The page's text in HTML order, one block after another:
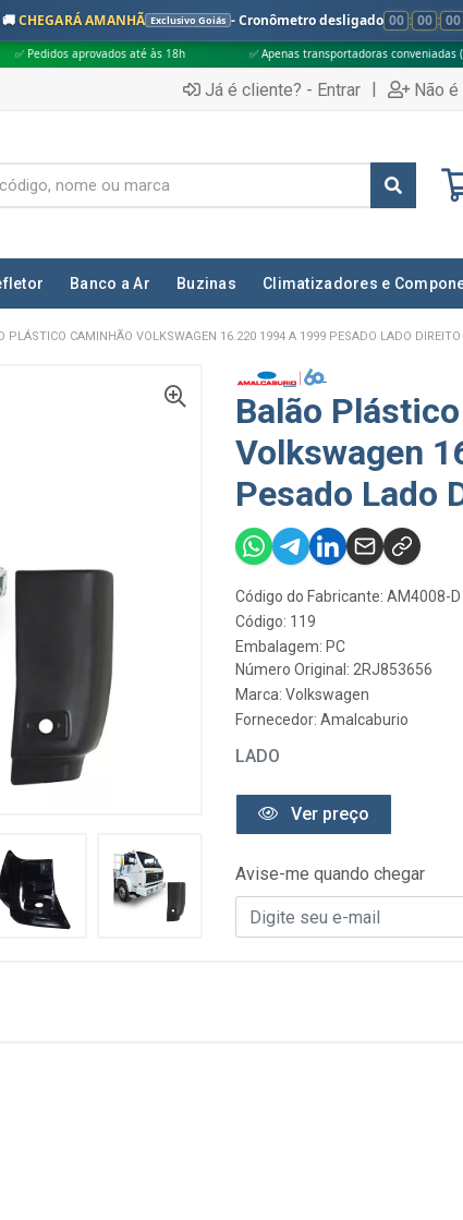
CHEGARÁ AMANHÃ Exclusivo Goiás - Cronômetro desligado 00 : 00 : 00
até às 18h ✅ Apenas transportadoras conveniadas (Grupo G5)
Já é cliente? - Entrar | Não
Banco a Ar Buzinas Climatizadores e
PLÁSTICO CAMINHÃO VOLKSWAGEN 16.220 1994 A 1999 PESADO LADO DIREITO
Balão
Volkswagen
Pesado Lado
Código do Fabricante: AM4008-D
Código: 119
Embalagem: PC
Número Original: 2RJ853656
Marca: Volkswagen
Fornecedor: Amalcaburio
LADO
Ver preço
Avise-me quando chegar